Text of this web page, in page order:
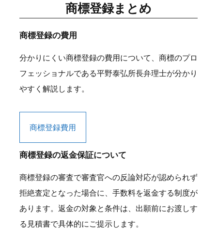
商標登録まとめ
商標登録の費用
分かりにくい商標登録の費用について、商標のプロ
フェッショナルである平野泰弘所長弁理士が分かり
やすく解説します。
商標登録費用
商標登録の返金保証について
商標登録の審査で審査官への反論対応が認められず
拒絶査定となった場合に、手数料を返金する制度が
あります。返金の対象と条件は、出願前にお渡しす
る見積書で具体的にご提示します。